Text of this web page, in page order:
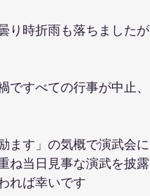
り時折雨も落ちましたが
すべての行事が中止、
ます」の気概で演武会に
ね当日見事な演武を披露
れば幸いです